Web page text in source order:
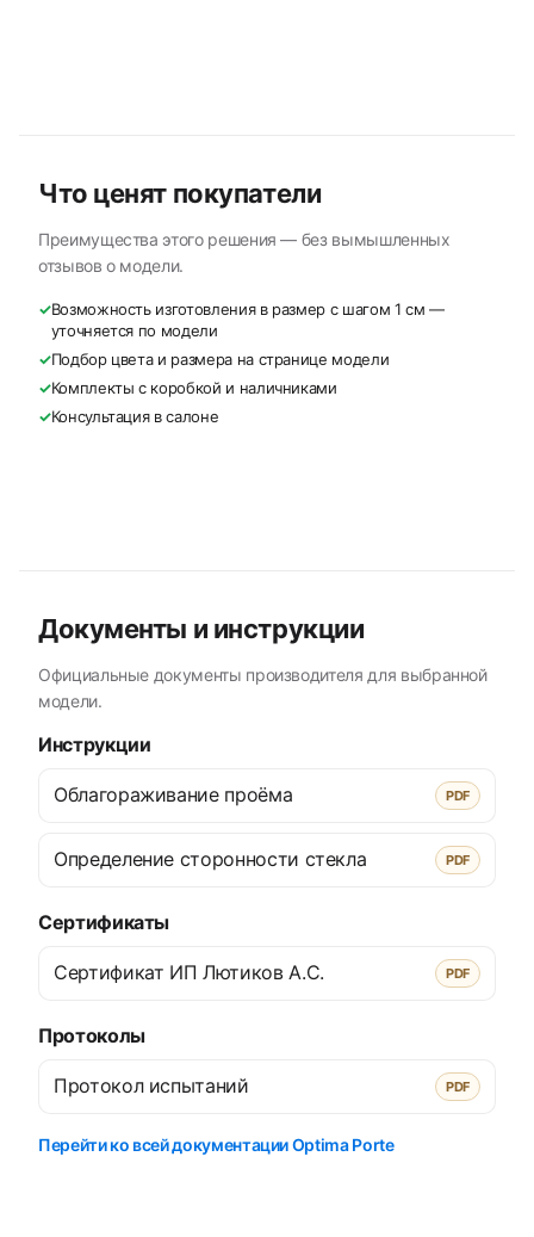
Что ценят покупатели
Преимущества этого решения — без вымышленных
отзывов о модели.
✓Возможность изготовления в размер с шагом 1 см —
уточняется по модели
✓Подбор цвета и размера на странице модели
✓Комплекты с коробкой и наличниками
✓Консультация в салоне
Документы и инструкции
Официальные документы производителя для выбранной
модели.
Инструкции
Облагораживание проёма PDF
Определение сторонности стекла PDF
Сертификаты
Сертификат ИП Лютиков А.С. PDF
Протоколы
Протокол испытаний PDF
Перейти ко всей документации Optima Porte